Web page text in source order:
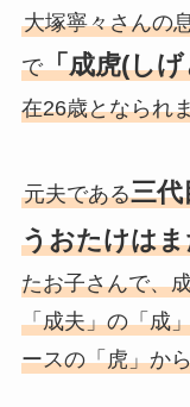
大塚寧々さんの
で「成虎(し
在26歳となられ
元夫である三代
うおたけは
たお子さんで、
「成夫」の「成
ースの「虎」か